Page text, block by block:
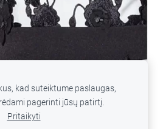
kad suteiktume paslaugas,
pagerinti jūsų patirtį.
Pritaikyti